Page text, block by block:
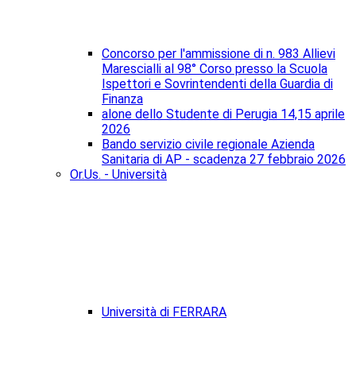
Concorso per l'ammissione di n. 983 Allievi
Marescialli al 98° Corso presso la Scuola
Ispettori e Sovrintendenti della Guardia di
Finanza
alone dello Studente di Perugia 14,15 aprile
2026
Bando servizio civile regionale Azienda
Sanitaria di AP - scadenza 27 febbraio 2026
Or.Us. - Università
Università di FERRARA